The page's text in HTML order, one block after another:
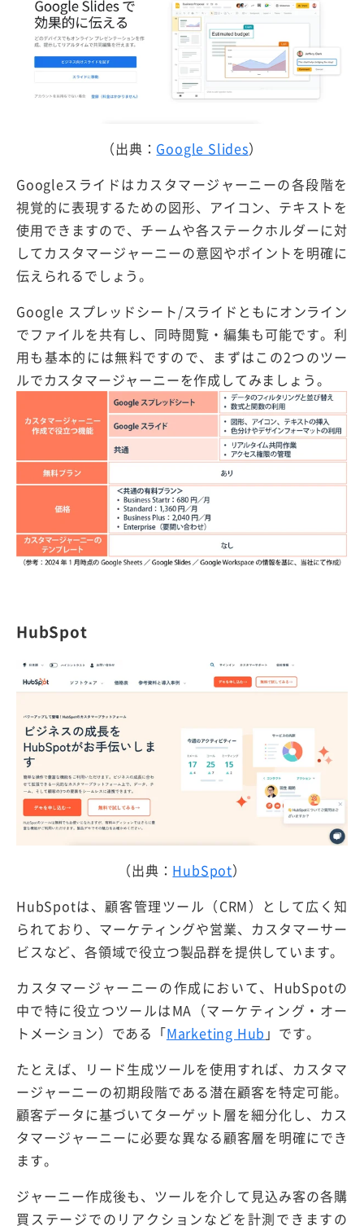
（出典： Google Slides）
Googleスライドはカスタマージャーニーの各段階を
視覚的に表現するための図形、アイコン、テキストを
使用できますので、チームや各ステークホルダーに対
してカスタマージャーニーの意図やポイントを明確に
伝えられるでしょう。
Google スプレッドシート/スライドともにオンライン
でファイルを共有し、同時閲覧・編集も可能です。利
用も基本的には無料ですので、まずはこの2つのツー
ルでカスタマージャーニーを作成してみましょう。
HubSpot
（出典： HubSpot）
HubSpotは、顧客管理ツール（CRM）として広く知
られており、マーケティングや営業、カスタマーサー
ビスなど、各領域で役立つ製品群を提供しています。
カスタマージャーニーの作成において、HubSpotの
中で特に役立つツールはMA（マーケティング・オー
トメーション）である「Marketing Hub 」です。
たとえば、リード生成ツールを使用すれば、カスタマ
ージャーニーの初期段階である潜在顧客を特定可能。
顧客データに基づいてターゲット層を細分化し、カス
タマージャーニーに必要な異なる顧客層を明確にでき
ます。
ジャーニー作成後も、ツールを介して見込み客の各購
買ステージでのリアクションなどを計測できますの